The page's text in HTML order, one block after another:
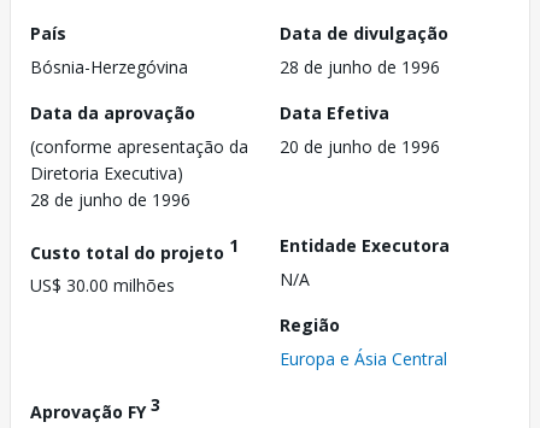
País
Bósnia-Herzegóvina
Data de divulgação
28 de junho de 1996
Data da aprovação
(conforme apresentação da
Diretoria Executiva)
28 de junho de 1996
Data Efetiva
20 de junho de 1996
Custo total do projeto 1
US$ 30.00 milhões
Entidade Executora
N/A
Região
Europa e Ásia Central
Aprovação FY3